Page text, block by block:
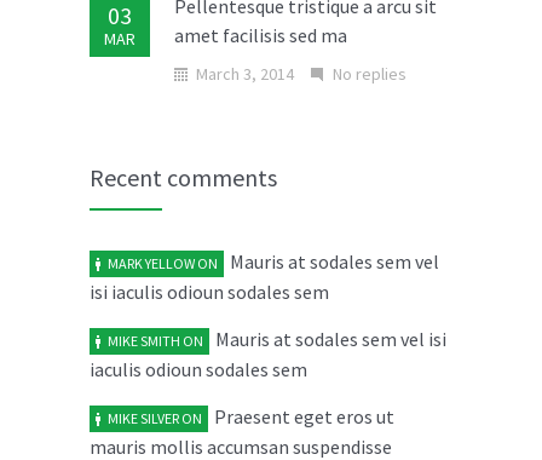
03
MAR
Pellentesque tristique a arcu sit
amet facilisis sed ma
March 3, 2014 No replies
MAR
04
FEB
Cras elit ligula scelerisque
accumsan tristique quis
February 4, 2014 No replies
03
FEB
Maecenas risus metus malesuada
ut libero in
Recent comments
MARK YELLOW ON
Mauris at sodales sem vel
isi iaculis odioun sodales sem
MIKE SMITH ON
Mauris at sodales sem vel isi
iaculis odioun sodales sem
MIKE SILVER ON
Praesent eget eros ut
mauris mollis accumsan suspendisse